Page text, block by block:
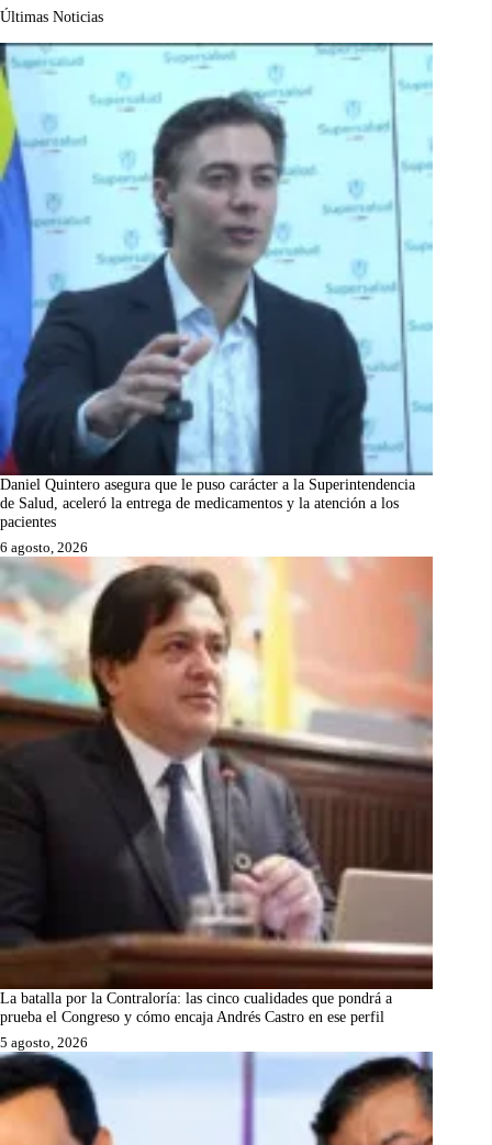
Últimas Noticias
Daniel Quintero asegura que le puso carácter a la Superintendencia
de Salud, aceleró la entrega de medicamentos y la atención a los
pacientes
6 agosto, 2026
La batalla por la Contraloría: las cinco cualidades que pondrá a
prueba el Congreso y cómo encaja Andrés Castro en ese perfil
5 agosto, 2026